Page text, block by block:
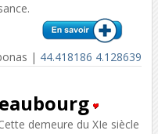
| 44.418186 4.128639
demeure du XIe siècle